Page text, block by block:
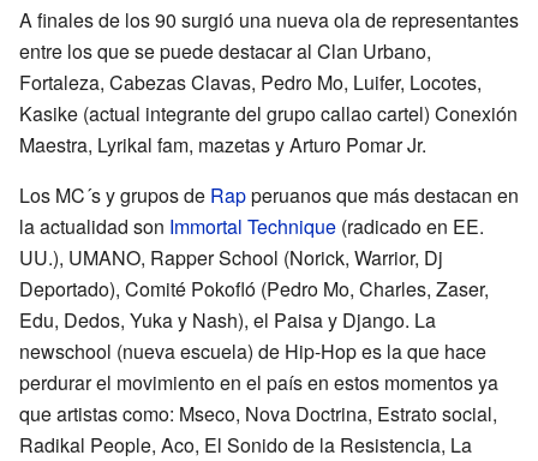
A finales de los 90 surgió una nueva ola de representantes
entre los que se puede destacar al Clan Urbano,
Fortaleza, Cabezas Clavas, Pedro Mo, Luifer, Locotes,
Kasike (actual integrante del grupo callao cartel) Conexión
Maestra, Lyrikal fam, mazetas y Arturo Pomar Jr.
Los MC´s y grupos de Rapperuanos que más destacan en
la actualidad son Immortal Technique (radicado en EE.
UU.), UMANO, Rapper School (Norick, Warrior, Dj
Deportado), Comité Pokofló (Pedro Mo, Charles, Zaser,
Edu, Dedos, Yuka y Nash), el Paisa y Django. La
newschool (nueva escuela) de Hip-Hop es la que hace
perdurar el movimiento en el país en estos momentos ya
que artistas como: Mseco, Nova Doctrina, Estrato social,
Radikal People, Aco, El Sonido de la Resistencia, La